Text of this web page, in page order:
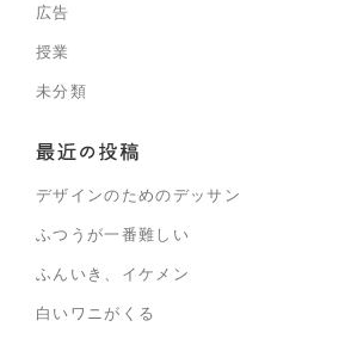
広告
授業
未分類
デザインのためのデッサン
ふつうが一番難しい
ふんいき、イケメン
白いワニがくる